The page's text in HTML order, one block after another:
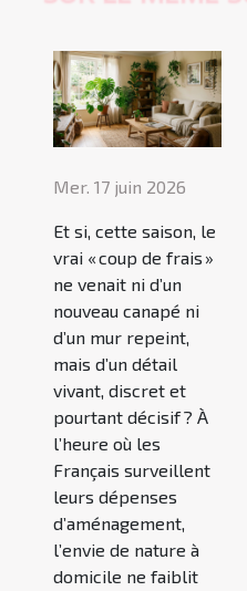
Mer. 17 juin 2026
Et si, cette saison, le
vrai « coup de frais »
ne venait ni d’un
nouveau canapé ni
d’un mur repeint,
mais d’un détail
vivant, discret et
pourtant décisif ? À
l’heure où les
Français surveillent
leurs dépenses
d’aménagement,
l’envie de nature à
domicile ne faiblit